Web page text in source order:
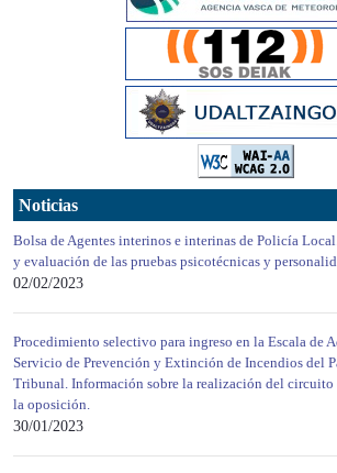
Noticias
Bolsa de Agentes interinos e interinas de Policía
y evaluación de las pruebas psicotécnicas y
02/02/2023
Procedimiento selectivo para ingreso en la Escala de
Servicio de Prevención y Extinción de Incendios del
Tribunal. Información sobre la realización del circuito
la oposición.
30/01/2023